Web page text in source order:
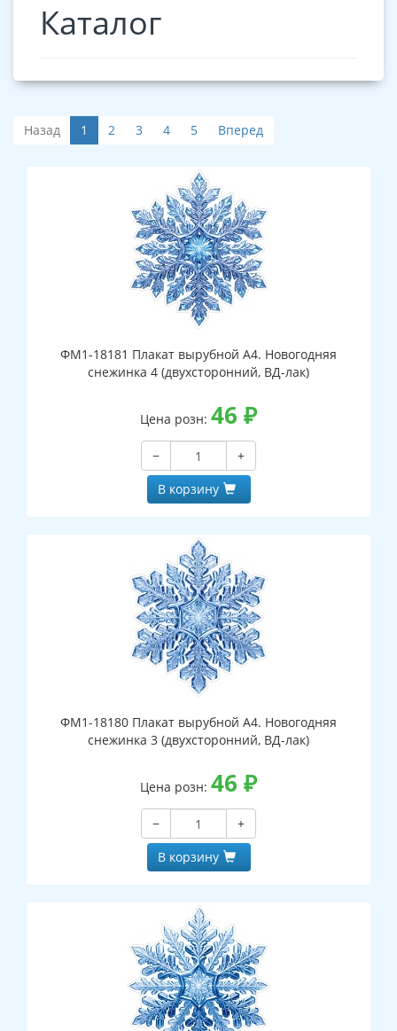
Каталог
Назад 1 2 3 4 5 Вперед
ФМ1-18181 Плакат вырубной А4. Новогодняя
снежинка 4 (двухсторонний, ВД-лак)
Цена розн: 46 ₽
−
+
В корзину
ФМ1-18180 Плакат вырубной А4. Новогодняя
снежинка 3 (двухсторонний, ВД-лак)
Цена розн: 46 ₽
−
+
В корзину